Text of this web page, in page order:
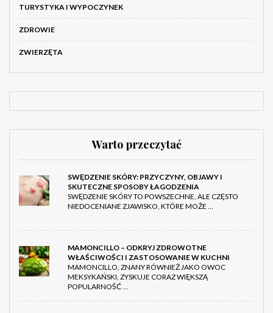
TURYSTYKA I WYPOCZYNEK
ZDROWIE
ZWIERZĘTA
Warto przeczytać
SWĘDZENIE SKÓRY: PRZYCZYNY, OBJAWY I
SKUTECZNE SPOSOBY ŁAGODZENIA
SWĘDZENIE SKÓRY TO POWSZECHNE, ALE CZĘSTO
NIEDOCENIANE ZJAWISKO, KTÓRE MOŻE …
MAMONCILLO – ODKRYJ ZDROWOTNE
WŁAŚCIWOŚCI I ZASTOSOWANIE W KUCHNI
MAMONCILLO, ZNANY RÓWNIEŻ JAKO OWOC
MEKSYKAŃSKI, ZYSKUJE CORAZ WIĘKSZĄ
POPULARNOŚĆ …